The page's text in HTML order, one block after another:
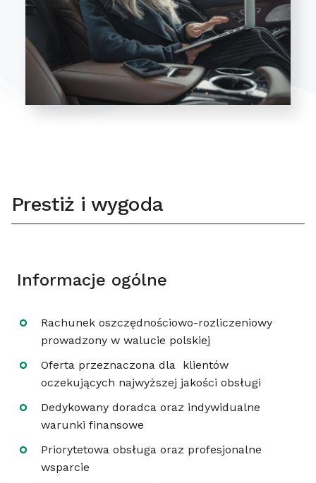
Prestiż i wygoda
Informacje ogólne
Rachunek oszczędnościowo-rozliczeniowy
prowadzony w walucie polskiej
Oferta przeznaczona dla klientów
oczekujących najwyższej jakości obsługi
Dedykowany doradca oraz indywidualne
warunki finansowe
Priorytetowa obsługa oraz profesjonalne
wsparcie